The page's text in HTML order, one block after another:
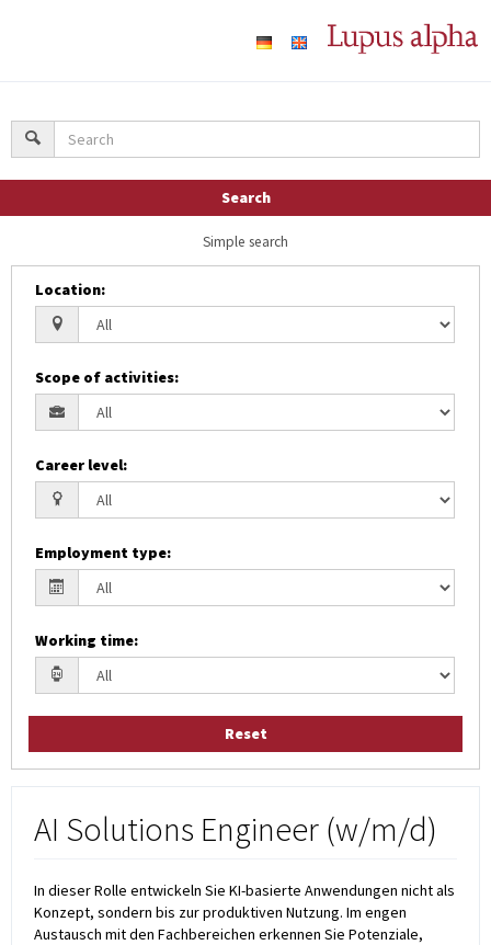
Search
Simple search
Location:
Scope of activities:
Career level:
Employment type:
Working time:
Reset
AI Solutions Engineer (w/m/d)
In dieser Rolle entwickeln Sie KI-basierte Anwendungen nicht als
Konzept, sondern bis zur produktiven Nutzung. Im engen
Austausch mit den Fachbereichen erkennen Sie Potenziale,